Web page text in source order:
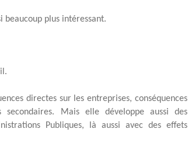
beaucoup plus intéressant.
directes sur les entreprises, conséquences
secondaires. Mais elle développe aussi des
Publiques, là aussi avec des effets